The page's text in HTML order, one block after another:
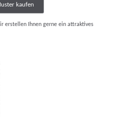
kaufen
erstellen Ihnen gerne ein attraktives